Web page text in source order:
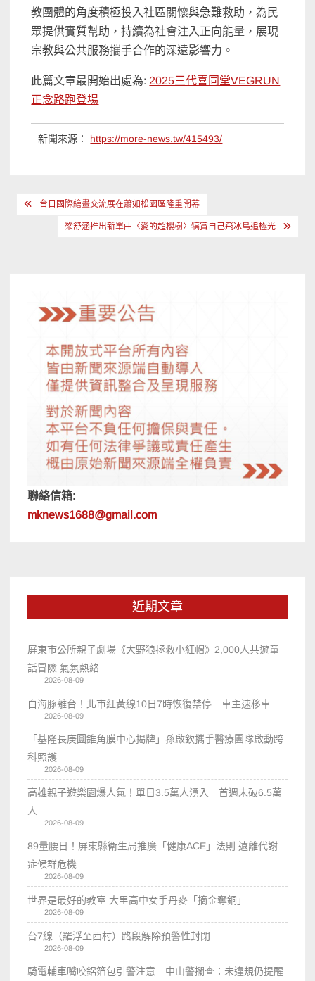
教團體的角度積極投入社區關懷與急難救助，為民
眾提供實質幫助，持續為社會注入正向能量，展現
宗教與公共服務攜手合作的深遠影響力。
此篇文章最開始出處為: 2025三代喜同堂VEGRUN
正念路跑登場
新聞來源： https://more-news.tw/415493/
文 台日國際繪畫交流展在蕭如松園區隆重開幕
梁舒涵推出新單曲〈愛的超櫻樹〉犒賞自己飛冰島追極光
聯絡信箱:
mknews1688@gmail.com
近期文章
屏東市公所親子劇場《大野狼拯救小紅帽》2,000人共遊童
話冒險 氣氛熱絡
2026-08-09
白海豚離台！北市紅黃線10日7時恢復禁停 車主速移車
2026-08-09
「基隆長庚圓錐角膜中心揭牌」孫啟欽攜手醫療團隊啟動跨
科照護
2026-08-09
高雄親子遊樂園爆人氣！單日3.5萬人湧入 首週末破6.5萬
人
2026-08-09
89量腰日！屏東縣衛生局推廣「健康ACE」法則 遠離代謝
症候群危機
2026-08-09
世界是最好的教室 大里高中女手丹麥「摘金奪銅」
2026-08-09
台7線（羅浮至西村）路段解除預警性封閉
2026-08-09
騎電輔車嘴咬鋁箔包引警注意 中山警攔查：未違規仍提醒